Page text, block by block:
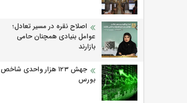
اصلاح نقره در مسیر تعادل؛
عوامل بنیادی همچنان حامی
بازارند
جهش ۱۲۳ هزار واحدی شاخص
بورس